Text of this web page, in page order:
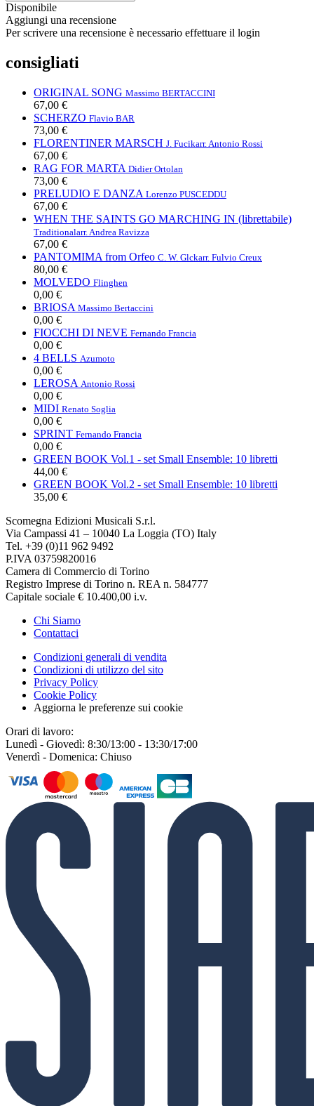
Disponibile
Aggiungi una recensione
Per scrivere una recensione è necessario effettuare il login
consigliati
ORIGINAL SONG Massimo BERTACCINI
67,00 €
SCHERZO Flavio BAR
73,00 €
FLORENTINER MARSCH J. Fucikarr. Antonio Rossi
67,00 €
RAG FOR MARTA Didier Ortolan
73,00 €
PRELUDIO E DANZA Lorenzo PUSCEDDU
67,00 €
WHEN THE SAINTS GO MARCHING IN (librettabile)
Traditionalarr. Andrea Ravizza
67,00 €
PANTOMIMA from Orfeo C. W. Glckarr. Fulvio Creux
80,00 €
MOLVEDO Flinghen
0,00 €
BRIOSA Massimo Bertaccini
0,00 €
FIOCCHI DI NEVE Fernando Francia
0,00 €
4 BELLS Azumoto
0,00 €
LEROSA Antonio Rossi
0,00 €
MIDI Renato Soglia
0,00 €
SPRINT Fernando Francia
0,00 €
GREEN BOOK Vol.1 - set Small Ensemble: 10 libretti
44,00 €
GREEN BOOK Vol.2 - set Small Ensemble: 10 libretti
35,00 €
Scomegna Edizioni Musicali S.r.l.
Via Campassi 41 – 10040 La Loggia (TO) Italy
Tel. +39 (0)11 962 9492
P.IVA 03759820016
Camera di Commercio di Torino
Registro Imprese di Torino n. REA n. 584777
Capitale sociale € 10.400,00 i.v.
Chi Siamo
Contattaci
Condizioni generali di vendita
Condizioni di utilizzo del sito
Privacy Policy
Cookie Policy
Aggiorna le preferenze sui cookie
Orari di lavoro:
Lunedì - Giovedì: 8:30/13:00 - 13:30/17:00
Venerdì - Domenica: Chiuso